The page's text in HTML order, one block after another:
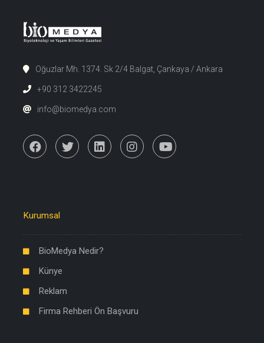
Oğuzlar Mh. 1374. Sk 2/4 Balgat, Çankaya / Ankara
+90 312 3422245
info@biomedya.com
Kurumsal
BioMedya Nedir?
Künye
Reklam
Firma Rehberi Ön Başvuru